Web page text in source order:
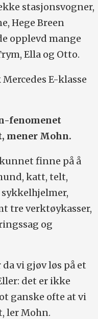
stasjonsvogner,
Hege Breen
opplevd mange
Ella og Otto.
E-klasse
fenomenet
mener Mohn.
finne på å
katt, telt,
sykkelhjelmer,
tre verktøykasser,
og
vi gjøv løs på et
det er ikke
ganske ofte at vi
ler Mohn.